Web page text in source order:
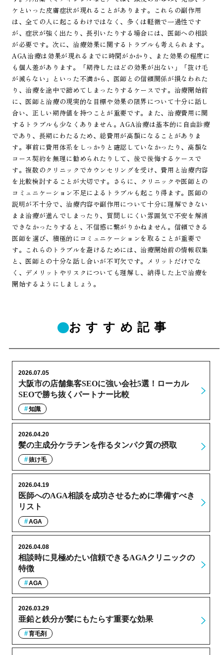
ケといった皮膚症状が現れることがあります。これらの副作用
は、全ての人に起こるわけではなく、多くは軽微で一過性です
が、症状が強く出たり、長引いたりする場合には、医師への相談
が必要です。次に、治療効果に関するトラブルも考えられます。
AGA治療は効果が現れるまでに時間がかかり、また効果の程度に
も個人差があります。「期待したほどの効果が出ない」「抜け毛
が減らない」といった不満から、医師との信頼関係が損なわれた
り、治療を途中で諦めてしまったりするケースです。治療開始前
に、医師と治療の現実的な目標や効果の限界について十分に話し
合い、正しい期待値を持つことが重要です。また、治療費用に関
するトラブルも少なくありません。AGA治療は基本的に自由診療
であり、長期にわたるため、総費用が高額になることがありま
す。事前に費用体系をしっかりと確認していなかったり、高額な
コース契約を無理に勧められたりして、後で後悔するケースで
す。複数のクリニックでカウンセリングを受け、費用と治療内容
を比較検討することが大切です。さらに、クリニックや医師との
コミュニケーション不足によるトラブルも起こり得ます。医師の
説明が不十分で、治療内容や副作用について十分に理解できない
まま治療が進んでしまったり、質問しにくい雰囲気で不安を解消
できなかったりすると、不信感に繋がりかねません。信頼できる
医師を選び、積極的にコミュニケーションを取ることが重要で
す。これらのトラブルを避けるためには、治療開始前の情報収集
と、医師との十分な話し合いが不可欠です。メリットだけでな
く、デメリットやリスクについても理解し、納得した上で治療を
開始するようにしましょう。
おすすめ記事
大阪市の店舗集客SEOに強い会社5選！ローカル
SEOで勝ち抜くパートナー比較
2026.07.05
知識
髪の主成分ケラチンを作るタンパク質の摂取
2026.04.20
抜け毛
医師へのAGA相談を成功させるために準備すべき
リスト
2026.04.19
AGA
相談時に見極めたい信頼できるAGAクリニックの
特徴
2026.04.08
AGA
亜鉛と鉄分が髪にもたらす重要な効果
2026.03.29
育毛剤